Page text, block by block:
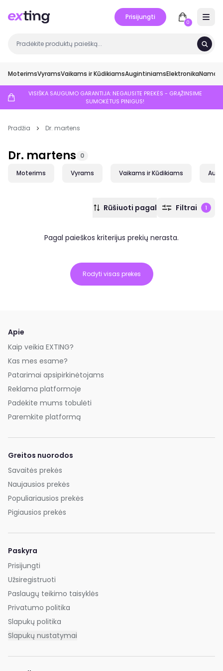
Prisijungti
0
MoterimsVyramsVaikams ir KūdikiamsAugintiniamsElektronikaNamai
VISIŠKA SAUGUMO GARANTIJA: NEGAUSITE PREKĖS - GRĄŽINSIME
SUMOKĖTUS PINIGUS!
Pradžia Dr. martens
Dr. martens 0
Moterims Vyrams Vaikams ir Kūdikiams
Rūšiuoti pagal Filtrai 1
Pagal paieškos kriterijus prekių nerasta.
Rodyti visas prekes
Apie
Kaip veikia EXTING?
Kas mes esame?
Patarimai apsipirkinėtojams
Reklama platformoje
Padėkite mums tobulėti
Paremkite platformą
Greitos nuorodos
Savaitės prekės
Naujausios prekės
Populiariausios prekės
Pigiausios prekės
Paskyra
Prisijungti
Užsiregistruoti
Paslaugų teikimo taisyklės
Privatumo politika
Slapukų politika
Slapukų nustatymai